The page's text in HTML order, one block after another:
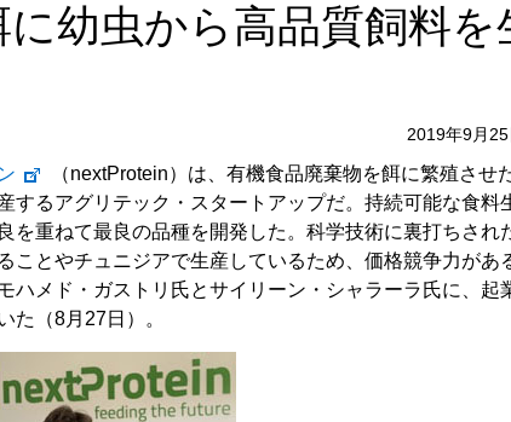
幼虫から高品質飼料を
2019年9月25
（nextProtein）は、有機食品廃棄物を餌に繁殖させ
するアグリテック・スタートアップだ。持続可能な食料
を重ねて最良の品種を開発した。科学技術に裏打ちされ
ことやチュニジアで生産しているため、価格競争力があ
ハメド・ガストリ氏とサイリーン・シャラーラ氏に、起
た（8月27日）。